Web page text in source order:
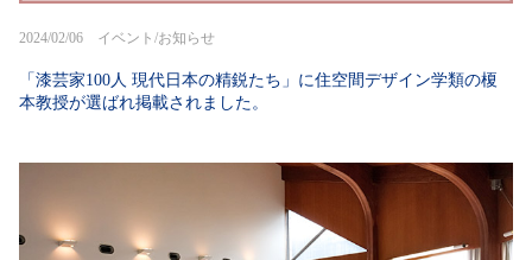
2024/02/06 イベント/お知らせ
「漆芸家100人 現代日本の精鋭たち」に住空間デザイン学類の榎
本教授が選ばれ掲載されました。